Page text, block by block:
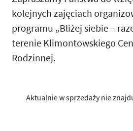
kolejnych zajęciach
programu „Bliżej siebie –
terenie Klimontowskiego
Rodzinnej.
Aktualnie w sprzedaży nie